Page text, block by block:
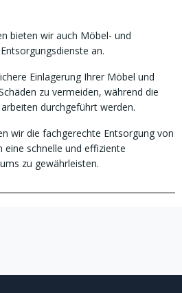
bieten wir auch Möbel- und
an.
Einlagerung Ihrer Möbel und
zu vermeiden, während die
durchgeführt werden.
wir die fachgerechte Entsorgung von
schnelle und effiziente
zu gewährleisten.